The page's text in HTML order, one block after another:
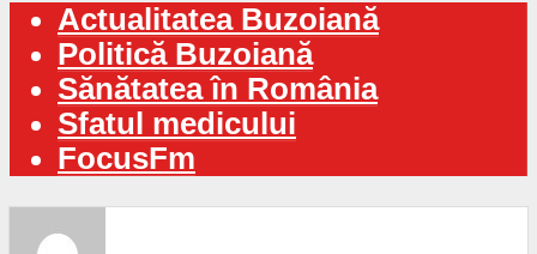
Actualitatea Buzoiană
Politică Buzoiană
Sănătatea în România
Sfatul medicului
FocusFm